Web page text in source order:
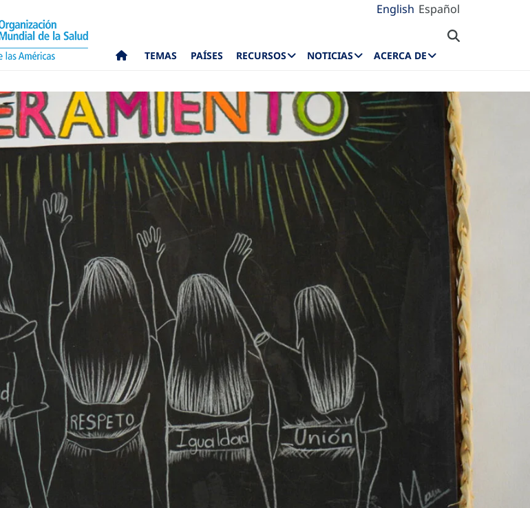
English Español
TEMAS PAÍSES RECURSOS NOTICIAS ACERCA DE